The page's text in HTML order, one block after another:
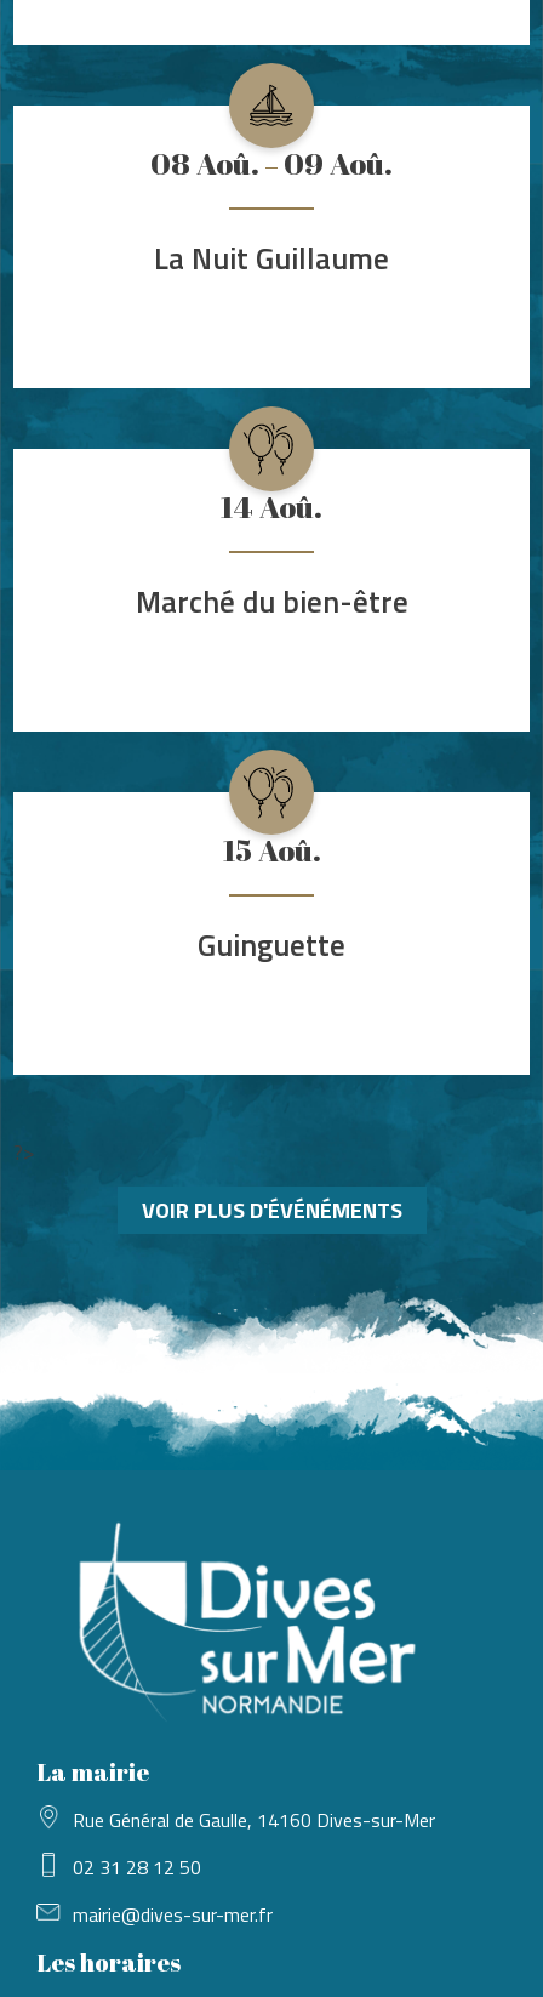
08Aoû. 09Aoû.
La Nuit Guillaume
14Aoû.
Marché du bien-être
15Aoû.
Guinguette
?>
VOIR PLUS D'ÉVÉNÉMENTS
La mairie
Rue Général de Gaulle, 14160 Dives-sur-Mer
02 31 28 12 50
mairie@dives-sur-mer.fr
Les horaires